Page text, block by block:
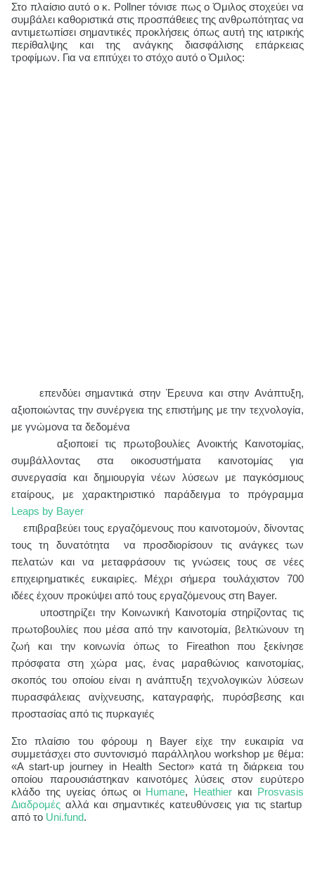
Στο πλαίσιο αυτό ο κ. Pollnerτόνισε πως ο Όμιλος στοχεύει να
συμβάλει καθοριστικά στις προσπάθειες της ανθρωπότητας να
αντιμετωπίσει σημαντικές προκλήσεις όπως αυτή της ιατρικής
περίθαλψης και της ανάγκης διασφάλισης επάρκειας
τροφίμων. Για να επιτύχει το στόχο αυτό ο Όμιλος:
επενδύει σημαντικά στην Έρευνα και στην Ανάπτυξη,
αξιοποιώντας την συνέργεια της επιστήμης με την τεχνολογία,
με γνώμονα τα δεδομένα
αξιοποιεί τις πρωτοβουλίες Ανοικτής Καινοτομίας,
συμβάλλοντας στα οικοσυστήματα καινοτομίας για
συνεργασία και δημιουργία νέων λύσεων με παγκόσμιους
εταίρους, με χαρακτηριστικό παράδειγμα το πρόγραμμα
Leaps by Bayer
επιβραβεύει τους εργαζόμενους που καινοτομούν, δίνοντας
τους τη δυνατότητα να προσδιορίσουν τις ανάγκες των
πελατών και να μεταφράσουν τις γνώσεις τους σε νέες
επιχειρηματικές ευκαιρίες. Μέχρι σήμερα τουλάχιστον 700
ιδέες έχουν προκύψει από τους εργαζόμενους στη Bayer.
υποστηρίζει την Κοινωνική Καινοτομία στηρίζοντας τις
πρωτοβουλίες που μέσα από την καινοτομία, βελτιώνουν τη
ζωή και την κοινωνία όπως το Fireathon που ξεκίνησε
πρόσφατα στη χώρα μας, ένας μαραθώνιος καινοτομίας,
σκοπός του οποίου είναι η ανάπτυξη τεχνολογικών λύσεων
πυρασφάλειας ανίχνευσης, καταγραφής, πυρόσβεσης και
προστασίας από τις πυρκαγιές
Στο πλαίσιο του φόρουμ η Bayer είχε την ευκαιρία να
συμμετάσχει στο συντονισμό παράλληλου workshop με θέμα:
«A start-up journey in Health Sector» κατά τη διάρκεια του
οποίου παρουσιάστηκαν καινοτόμες λύσεις στον ευρύτερο
κλάδο της υγείας όπως οι Humane, Heathier και Prosvasis
Διαδρομές αλλά και σημαντικές κατευθύνσεις για τιςstartup
από το Uni.fund.